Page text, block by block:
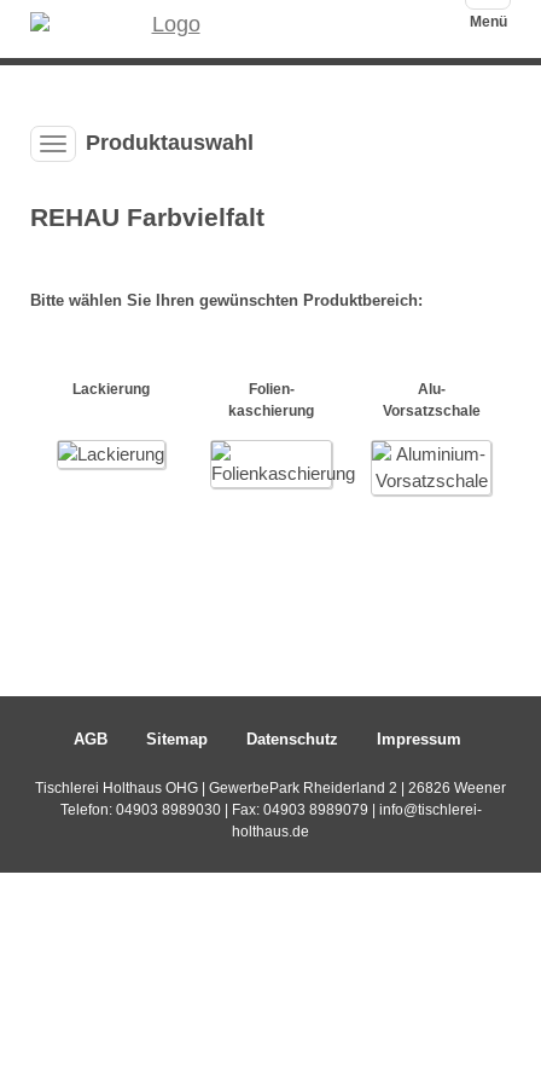
Menü
Produktauswahl-
Produktauswahl
REHAU Farbvielfalt
Bitte wählen Sie Ihren gewünschten Produktbereich:
Lackierung
Folien­
kaschierung
Alu-
Vorsatzschale
AGB Sitemap Datenschutz Impressum
Tischlerei Holthaus OHG | GewerbePark Rheiderland 2 | 26826 Weener
Telefon: 04903 8989030| Fax: 04903 8989079 | info@tischlerei-
holthaus.de